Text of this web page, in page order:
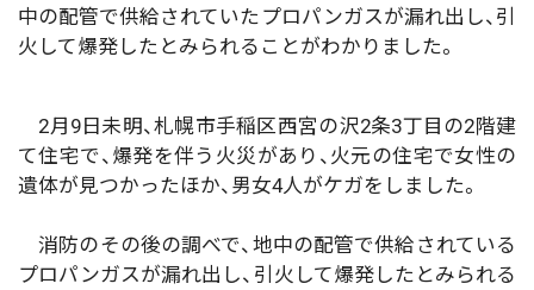
中の配管で供給されていたプロパンガスが漏れ出し、引
火して爆発したとみられることがわかりました。
2月9日未明、札幌市手稲区西宮の沢2条3丁目の2階建
て住宅で、爆発を伴う火災があり、火元の住宅で女性の
遺体が見つかったほか、男女4人がケガをしました。
消防のその後の調べで、地中の配管で供給されている
プロパンガスが漏れ出し、引火して爆発したとみられる